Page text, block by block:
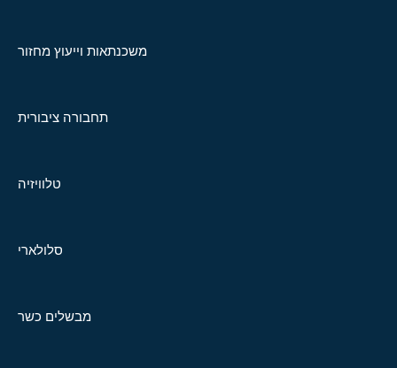
משכנתאות וייעוץ מחזור
תחבורה ציבורית
טלוויזיה
סלולארי
מבשלים כשר